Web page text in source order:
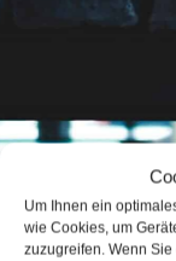
Um Ihnen ein
wie Cookies, um
zuzugreifen. Wenn